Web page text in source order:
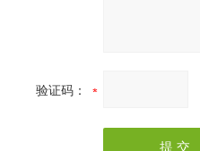
验证码：